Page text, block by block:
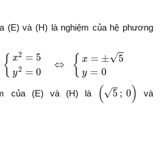
(E) và (H) là nghiệm của hệ phương
{ x2 = 5
y2 = 0
⇔ { x = ±√5
y = 0
của (E) và (H) là (√5 ; 0)
(5 0)
và